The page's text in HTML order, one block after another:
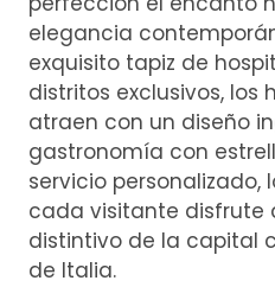
elegancia
exquisito tapiz de
distritos exclusivos, los
atraen con un diseño
gastronomía con
servicio personalizado,
cada visitante disfrute
distintivo de la capital
de Italia.